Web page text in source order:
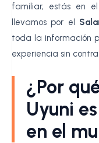
familiar, estás en
llevamos por el
toda la información
experiencia sin
¿Por
Uyuni
en el